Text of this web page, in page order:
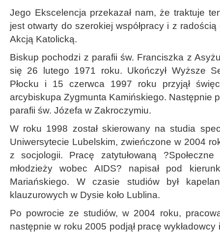
Jego Ekscelencja przekazał nam, że traktuje
jest otwarty do szerokiej współpracy i z
Akcją Katolicką.
Biskup pochodzi z parafii św. Franciszka z
się 26 lutego 1971 roku. Ukończył Wyższe
Płocku i 15 czerwca 1997 roku przyjął
arcybiskupa Zygmunta Kamińskiego. Następnie
parafii św. Józefa w Zakroczymiu.
W roku 1998 został skierowany na studia
Uniwersytecie Lubelskim, zwieńczone w 2004
z socjologii. Pracę zatytułowaną
młodzieży wobec AIDS? napisał pod
Mariańskiego. W czasie studiów był
klauzurowych w Dysie koło Lublina.
Po powrocie ze studiów, w 2004 roku,
następnie w roku 2005 podjął pracę